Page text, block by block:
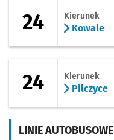
24 Kierunek
Kowale
24 Kierunek
Pilczyce
LINIE AUTOBUSOWE